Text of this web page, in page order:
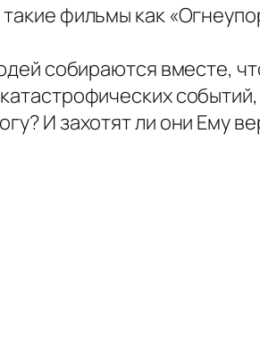
фильмы как
собираются вместе,
И захотят ли они Ему